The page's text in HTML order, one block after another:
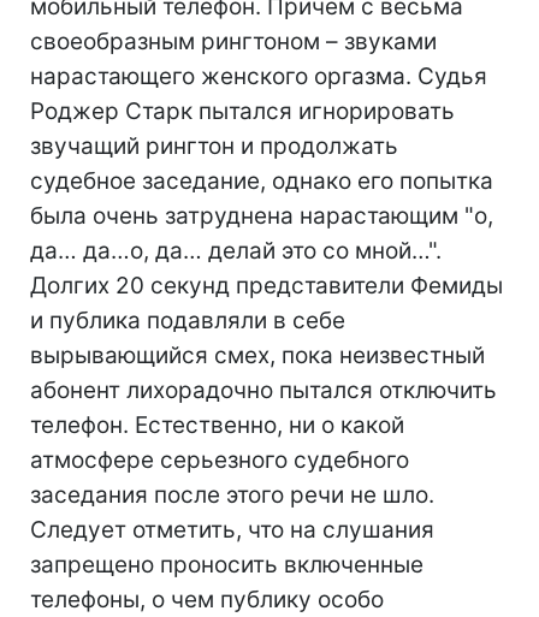
мобильный телефон. Причем с весьма
своеобразным рингтоном – звуками
нарастающего женского оргазма. Судья
Роджер Старк пытался игнорировать
звучащий рингтон и продолжать
судебное заседание, однако его попытка
была очень затруднена нарастающим "о,
да… да…о, да… делай это со мной…".
Долгих 20 секунд представители Фемиды
и публика подавляли в себе
вырывающийся смех, пока неизвестный
абонент лихорадочно пытался отключить
телефон. Естественно, ни о какой
атмосфере серьезного судебного
заседания после этого речи не шло.
Следует отметить, что на слушания
запрещено проносить включенные
телефоны, о чем публику особо